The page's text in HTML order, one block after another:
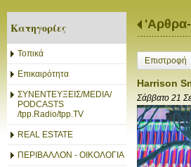
Κατηγορίες
Τοπικά
Επικαιρότητα
ΣΥΝΕΝΤΕΥΞΕΙΣ/MEDIA/
PODCASTS
/tpp.Radio/tpp.TV
REAL ESTATE
ΠΕΡΙΒΑΛΛΟΝ - ΟΙΚΟΛΟΓΙΑ
'Αρθρα-
Επιστροφή
Harrison
Σάββατο 21